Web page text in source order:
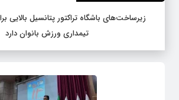
زیرساخت‌های باشگاه تراکتور پتانسیل بالایی
تیمداری ورزش بانوان دارد